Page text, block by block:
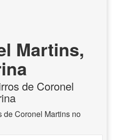
Martins,
de Coronel
de Coronel Martins no